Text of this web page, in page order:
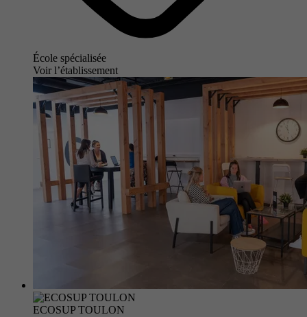
École spécialisée
Voir l’établissement
ECOSUP TOULON